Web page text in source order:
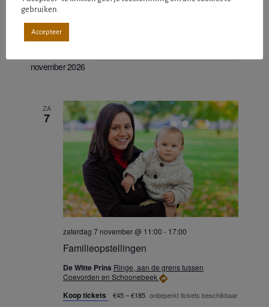
november 2026
ZA
7
Familieopstellingen
zaterdag 7 november @ 11:00 - 17:00
De Witte Prins Ringe, aan de grens tussen
Coevorden en Schoonebeek
Koop tickets €45 – €185 onbeperkt tickets beschikbaar
gebruiken.
Accepteer